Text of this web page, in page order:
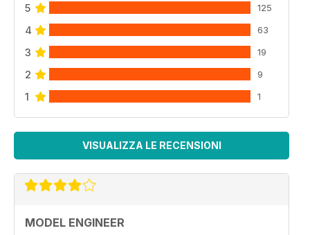
5 125
4 63
3 19
2 9
1 1
VISUALIZZA LE RECENSIONI
MODEL ENGINEER